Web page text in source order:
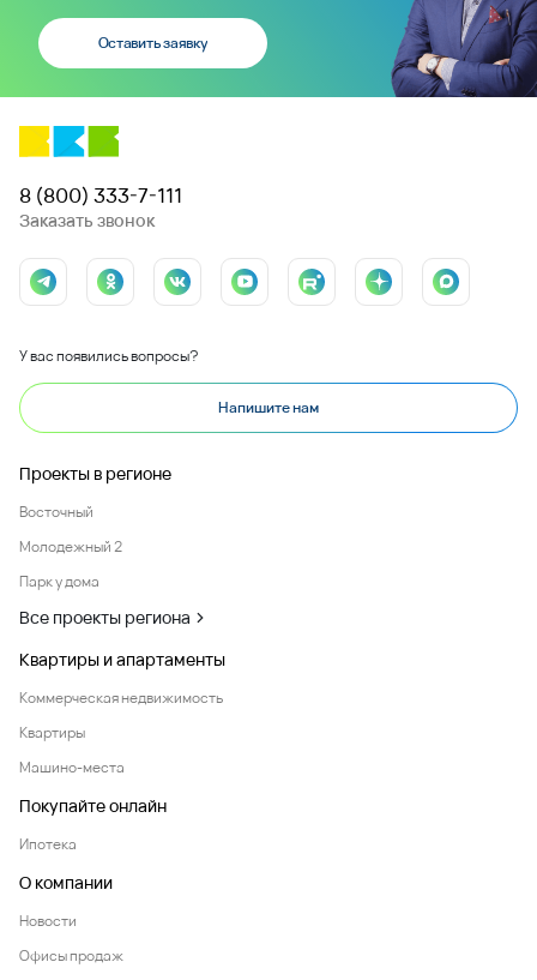
Оставить заявку
8 (800) 333-7-111
Заказать звонок
У вас появились вопросы?
Напишите нам
Проекты в регионе
Восточный
Молодежный 2
Парк у дома
Все проекты региона
Квартиры и апартаменты
Коммерческая недвижимость
Квартиры
Машино-места
Покупайте онлайн
Ипотека
О компании
Новости
Офисы продаж